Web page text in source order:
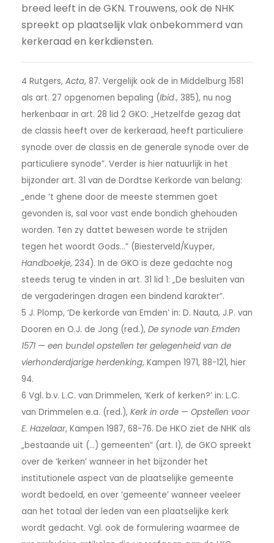
breed leeft in de GKN. Trouwens, ook de NHK
spreekt op plaatselijk vlak onbekommerd van
kerkeraad en kerkdiensten.
4 Rutgers, Acta, 87. Vergelijk ook de in Middelburg 1581
als art. 27 opgenomen bepaling (Ibid., 385), nu nog
herkenbaar in art. 28 lid 2 GKO: „Hetzelfde gezag dat
de classis heeft over de kerkeraad, heeft particuliere
synode over de classis en de generale synode over de
particuliere synode”. Verder is hier natuurlijk in het
bijzonder art. 31 van de Dordtse Kerkorde van belang:
„ende ’t ghene door de meeste stemmen goet
gevonden is, sal voor vast ende bondich ghehouden
worden. Ten zy dattet bewesen worde te strijden
tegen het woordt Gods…” (Biesterveld/Kuyper,
Handboekje, 234). In de GKO is deze gedachte nog
steeds terug te vinden in art. 31 lid 1: „De besluiten van
de vergaderingen dragen een bindend karakter”.
5 J. Plomp, ‘De kerkorde van Emden’ in: D. Nauta, J.P. van
Dooren en O.J. de Jong (red.), De synode van Emden
1571 — een bundel opstellen ter gelegenheid van de
vierhonderdjarige herdenking, Kampen 1971, 88-121, hier
94.
6 Vgl. b.v. L.C. van Drimmelen, ‘Kerk of kerken?’ in: L.C.
van Drimmelen e.a. (red.), Kerk in orde — Opstellen voor
E. Hazelaar, Kampen 1987, 68-76. De HKO ziet de NHK als
„bestaande uit (…) gemeenten” (art. I), de GKO spreekt
over de ‘kerken’ wanneer in het bijzonder het
institutionele aspect van de plaatselijke gemeente
wordt bedoeld, en over ‘gemeente’ wanneer veeleer
aan het totaal der leden van een plaatselijke kerk
wordt gedacht. Vgl. ook de formulering waarmee de